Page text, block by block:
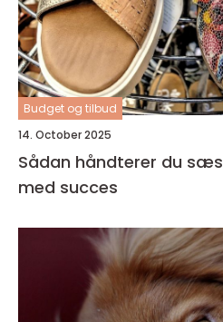
Budget og tilbud
14. October 2025
Sådan håndterer du
med succes